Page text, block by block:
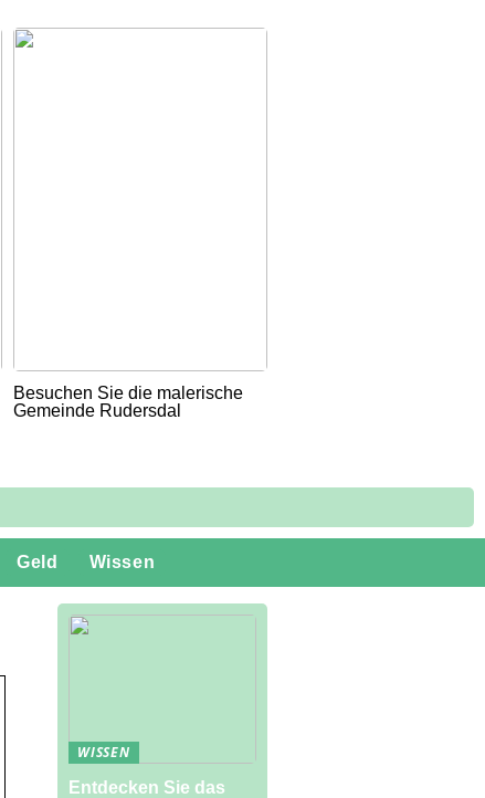
Besuchen Sie die malerische
Gemeinde Rudersdal
Geld Wissen
WISSEN
Entdecken Sie das